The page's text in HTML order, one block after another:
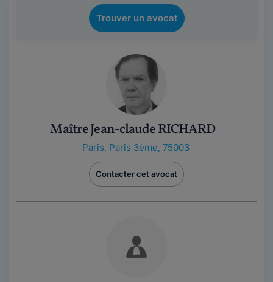
Trouver un avocat
Maître Jean-claude RICHARD
Paris, Paris 3ème, 75003
Contacter cet avocat